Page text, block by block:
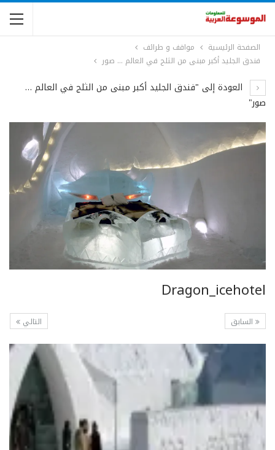
الصفحة الرئيسية
مواقف و طرائف
فندق الجليد أكبر مبنى من الثلج في العالم … صور
العودة إلى "فندق الجليد أكبر مبنى من الثلج في العالم …
صور"
Dragon_icehotel
التالي السابق